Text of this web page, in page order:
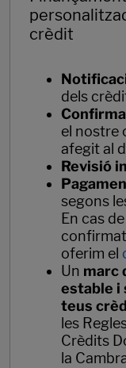
crèdit
dels
el nostre
afegit al
Revisió
segons
En cas
oferim el
Un marc
estable i
teus
les
Crèdits
la